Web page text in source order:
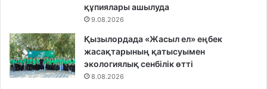
құпиялары ашылуда
9.08.2026
Қызылордада «Жасыл ел» еңбек
жасақтарының қатысуымен
экологиялық сенбілік өтті
8.08.2026